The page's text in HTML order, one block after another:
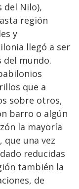
del Nilo),
región
y
llegó a ser
del mundo.
que a
sobre otros,
barro o algún
la mayoría
que una vez
reducidas
también la
de